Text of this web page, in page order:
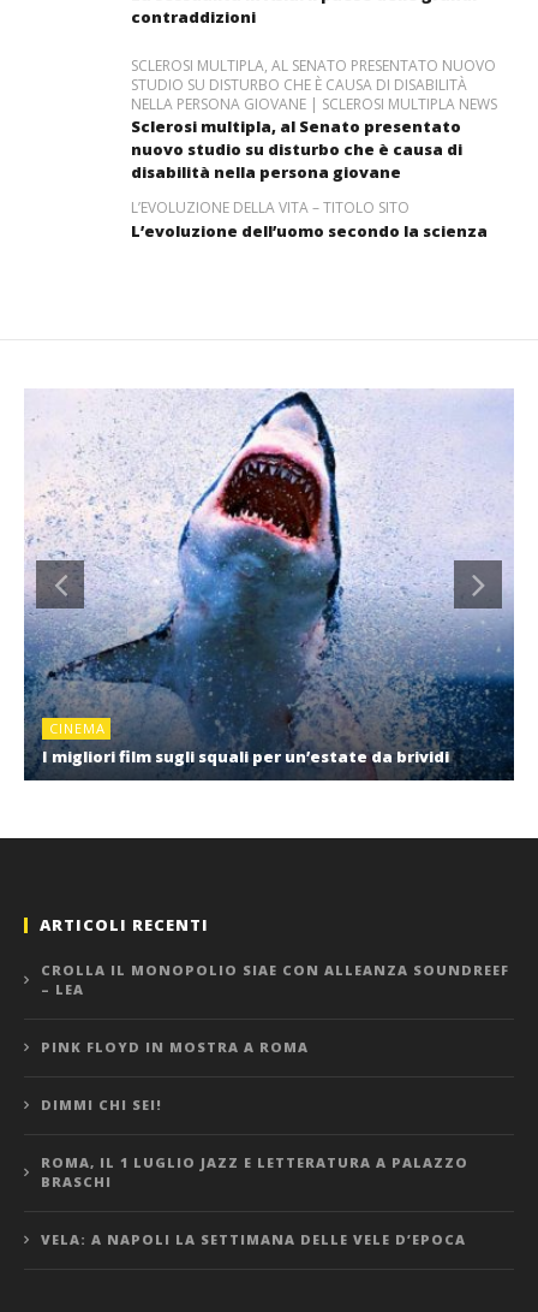
contraddizioni
SCLEROSI MULTIPLA, AL SENATO PRESENTATO NUOVO
STUDIO SU DISTURBO CHE È CAUSA DI DISABILITÀ
NELLA PERSONA GIOVANE | SCLEROSI MULTIPLA NEWS
Sclerosi multipla, al Senato presentato
nuovo studio su disturbo che è causa di
disabilità nella persona giovane
L’EVOLUZIONE DELLA VITA – TITOLO SITO
L’evoluzione dell’uomo secondo la scienza
CINEMA
I migliori film sugli squali per un’estate da brividi
ARTICOLI RECENTI
CROLLA IL MONOPOLIO SIAE CON ALLEANZA SOUNDREEF
– LEA
PINK FLOYD IN MOSTRA A ROMA
DIMMI CHI SEI!
ROMA, IL 1 LUGLIO JAZZ E LETTERATURA A PALAZZO
BRASCHI
VELA: A NAPOLI LA SETTIMANA DELLE VELE D’EPOCA